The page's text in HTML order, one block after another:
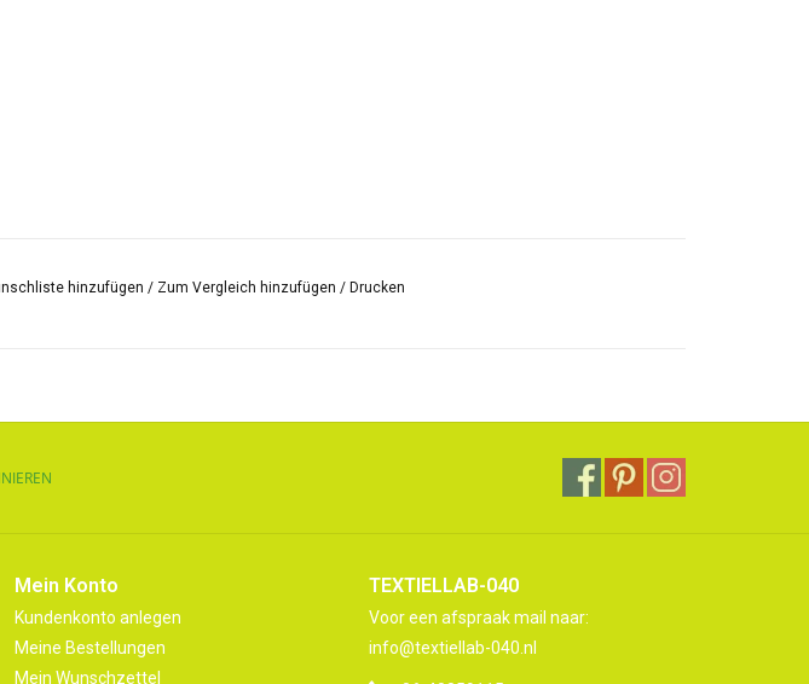
hinzufügen / Zum Vergleich hinzufügen /Drucken
Mein Konto
Kundenkonto anlegen
Meine Bestellungen
Mein Wunschzettel
TEXTIELLAB-040
Voor een afspraak mail naar:
info@textiellab-040.nl